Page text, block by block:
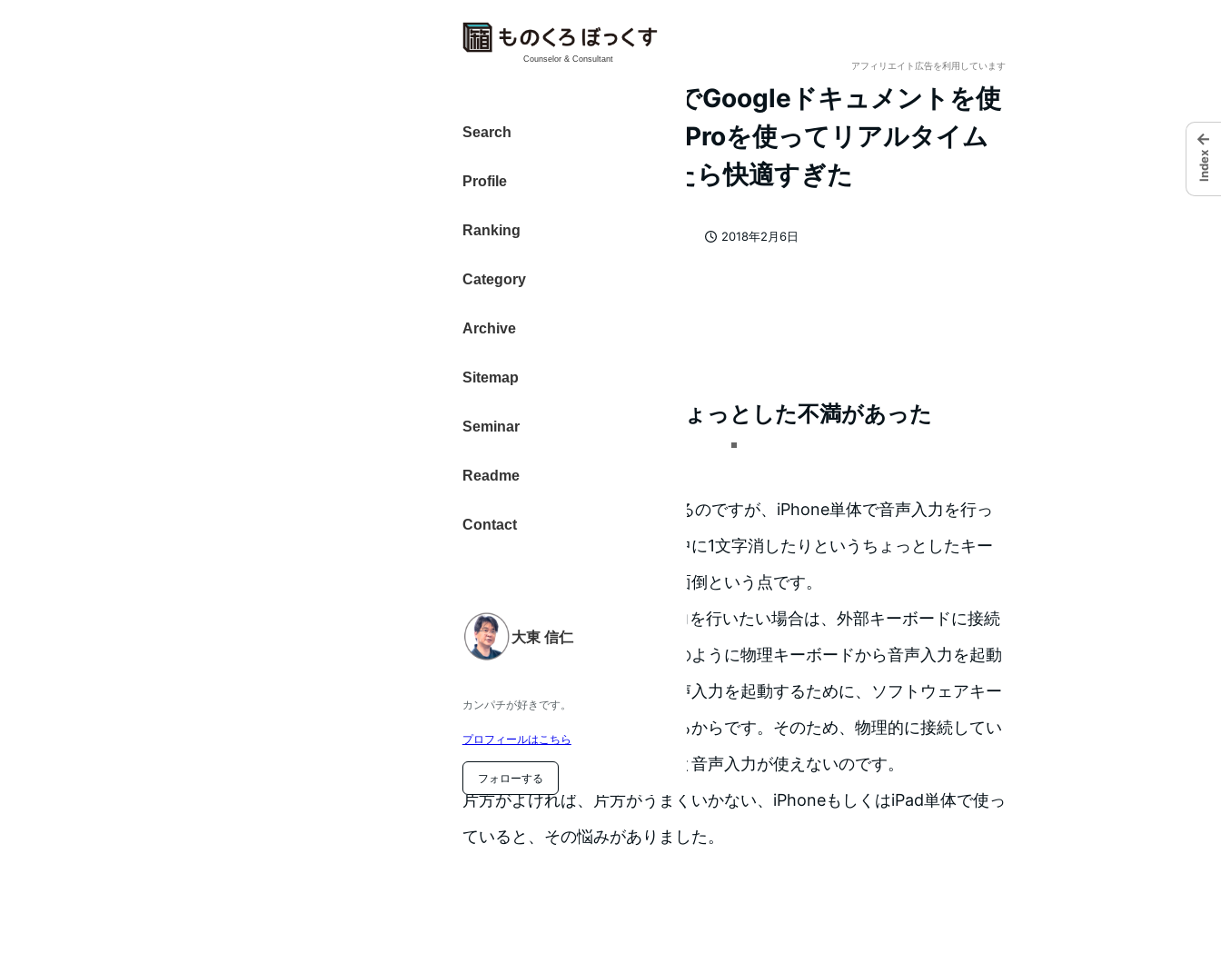
Counselor & Consultant
Search
Profile
Ranking
Category
Archive
Sitemap
Seminar
Readme
Contact
大東 信仁
カンパチが好きです。
プロフィールはこちら
フォローする
アフィリエイト広告を利用しています
iPhoneの音声入力でGoogleドキュメントを使
って、 同時にiPad Proを使ってリアルタイム
の編集を試してみたら快適すぎた
2018年2月6日
者
大東 信仁（ものくろ）
単体の音声入力だとちょっとした不満があった
iPhoneの音声入力が優れているのですが、iPhone単体で音声入力を行っ
ていると困るのが、音声入力中に1文字消したりというちょっとしたキー
ボード操作を行いたいときが面倒という点です。
一方、iPad Pro単体で音声入力を行いたい場合は、外部キーボードに接続
を外す必要があります。Macのように物理キーボードから音声入力を起動
させる方法がありません。音声入力を起動するために、ソフトウェアキー
ボードを表示させる必要があるからです。そのため、物理的に接続してい
る外部キーボードを外さないと音声入力が使えないのです。
片方がよければ、片方がうまくいかない、iPhoneもしくはiPad単体で使っ
ていると、その悩みがありました。
←
Index